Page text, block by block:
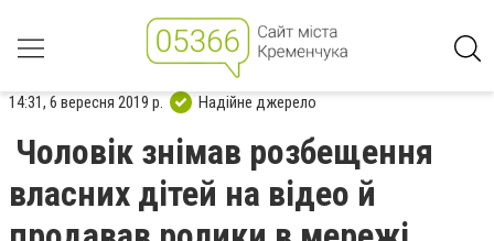
14:31, 6 вересня 2019 р. Надійне джерело
Чоловік знімав розбещення
власних дітей на відео й